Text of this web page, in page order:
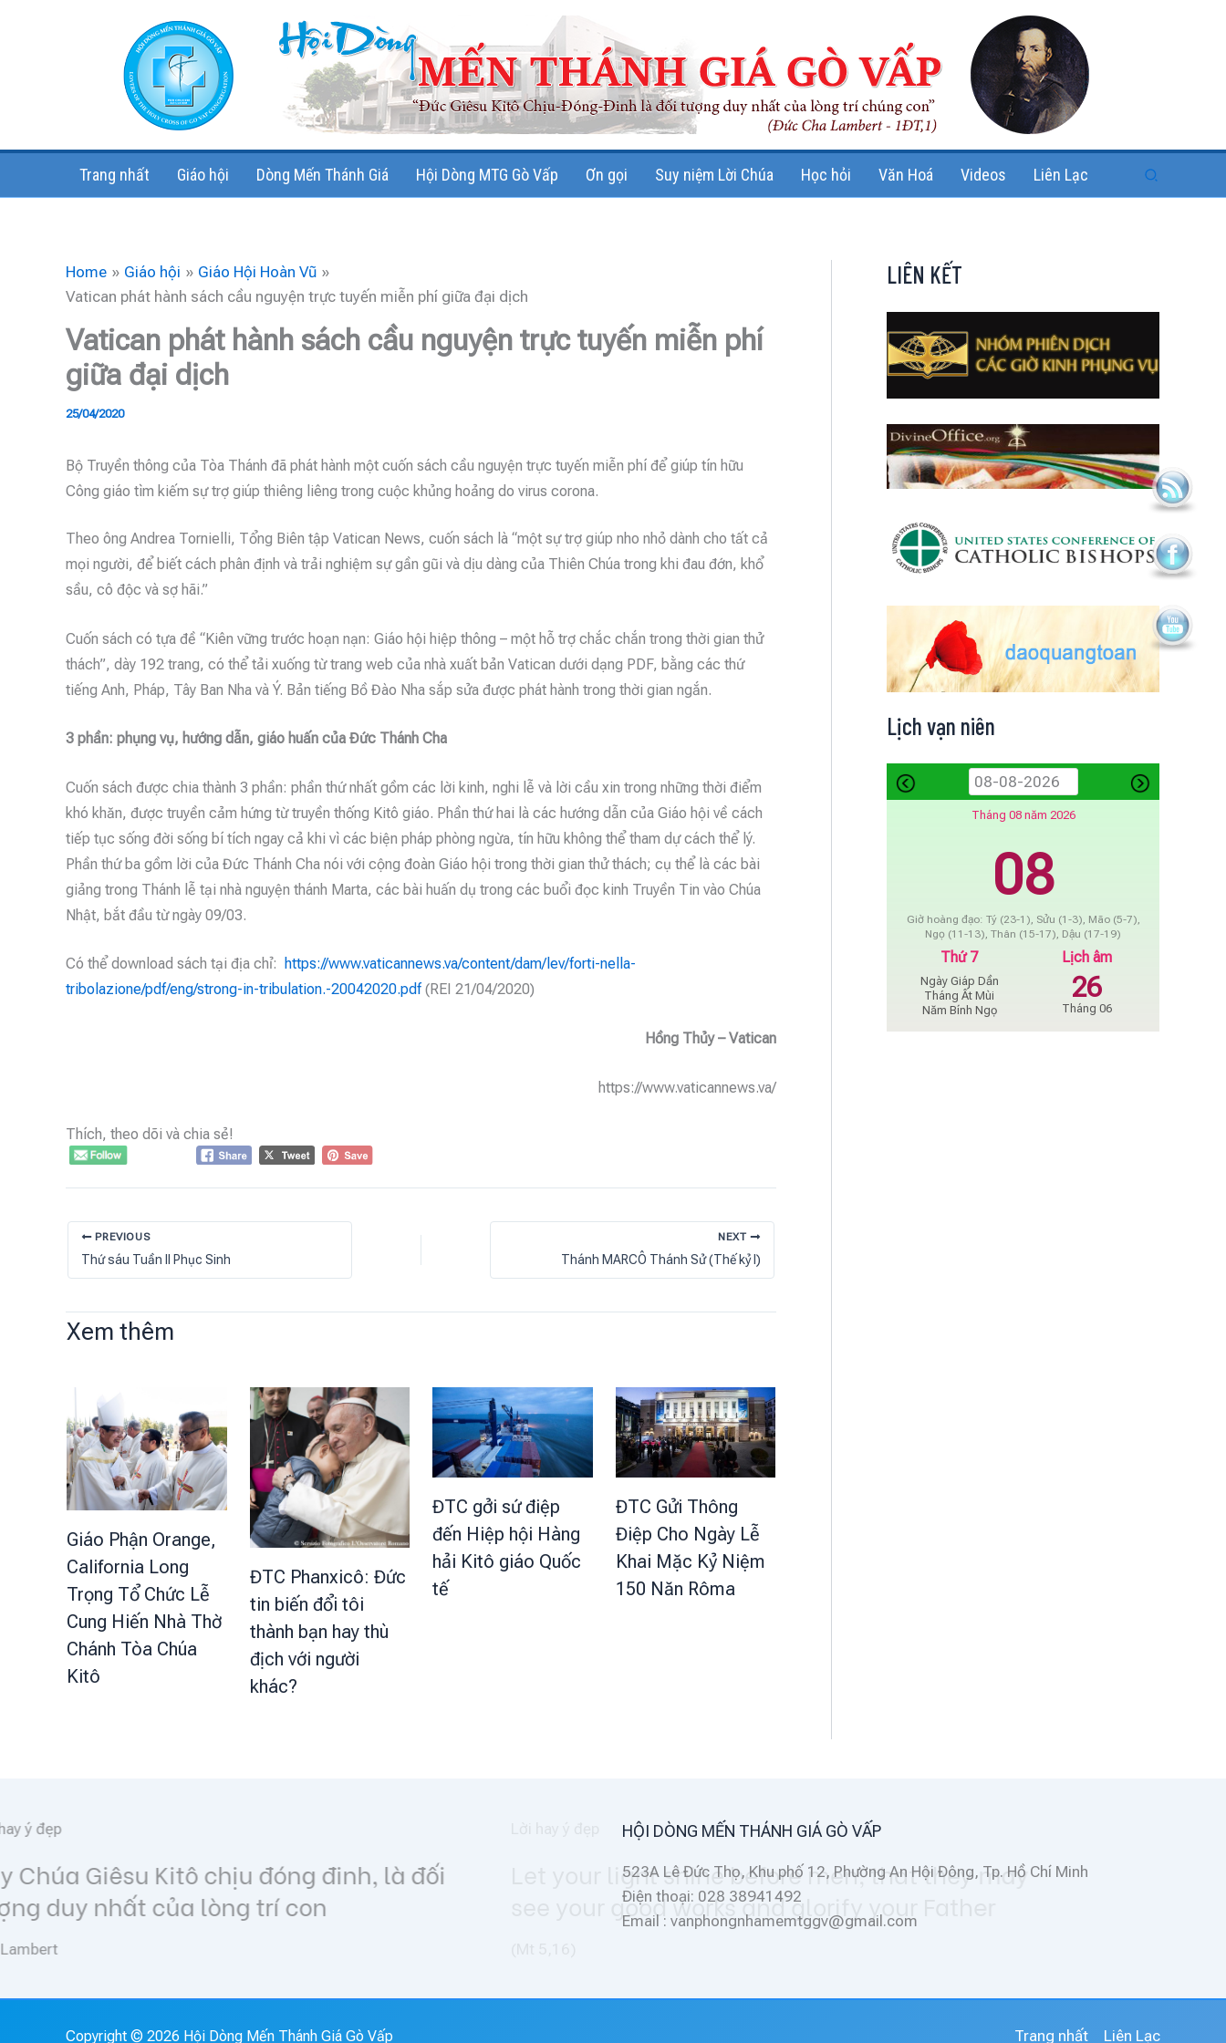
Trang nhất Giáo hội Dòng Mến Thánh Giá Hội Dòng MTG Gò Vấp Ơn gọi Suy niệm Lời Chúa Học hỏi Văn Hoá Videos Liên Lạc Search
Home Giáo hội
Giáo Hội Hoàn Vũ
Vatican phát hành sách cầu nguyện trực tuyến miễn phí giữa đại dịch
Vatican phát hành sách cầu nguyện trực tuyến miễn phí
giữa đại dịch
25/04/2020
Bộ Truyền thông của Tòa Thánh đã phát hành một cuốn sách cầu nguyện trực tuyến miễn phí để giúp tín hữu
Công giáo tìm kiếm sự trợ giúp thiêng liêng trong cuộc khủng hoảng do virus corona.
Theo ông Andrea Tornielli, Tổng Biên tập Vatican News, cuốn sách là “một sự trợ giúp nho nhỏ dành cho tất cả
mọi người, để biết cách phân định và trải nghiệm sự gần gũi và dịu dàng của Thiên Chúa trong khi đau đớn, khổ
sầu, cô độc và sợ hãi.”
Cuốn sách có tựa đề “Kiên vững trước hoạn nạn: Giáo hội hiệp thông – một hỗ trợ chắc chắn trong thời gian thử
thách”, dày 192 trang, có thể tải xuống từ trang web của nhà xuất bản Vatican dưới dạng PDF, bằng các thứ
tiếng Anh, Pháp, Tây Ban Nha và Ý. Bản tiếng Bồ Đào Nha sắp sửa được phát hành trong thời gian ngắn.
3 phần: phụng vụ, hướng dẫn, giáo huấn của Đức Thánh Cha
Cuốn sách được chia thành 3 phần: phần thứ nhất gồm các lời kinh, nghi lễ và lời cầu xin trong những thời điểm
khó khăn, được truyền cảm hứng từ truyền thống Kitô giáo. Phần thứ hai là các hướng dẫn của Giáo hội về cách
tiếp tục sống đời sống bí tích ngay cả khi vì các biện pháp phòng ngừa, tín hữu không thể tham dự cách thể lý.
Phần thứ ba gồm lời của Đức Thánh Cha nói với cộng đoàn Giáo hội trong thời gian thử thách; cụ thể là các bài
giảng trong Thánh lễ tại nhà nguyện thánh Marta, các bài huấn dụ trong các buổi đọc kinh Truyền Tin vào Chúa
Nhật, bắt đầu từ ngày 09/03.
Có thể download sách tại địa chỉ:
https://www.vaticannews.va/content/dam/lev/forti-nella-
tribolazione/pdf/eng/strong-in-tribulation.-20042020.pdf (REI 21/04/2020)
Hồng Thủy – Vatican
https://www.vaticannews.va/
Thích, theo dõi và chia sẻ!
PREVIOUS
Thứ sáu Tuần II Phục Sinh
NEXT
Thánh MARCÔ Thánh Sử (Thế kỷ I)
Xem thêm
Giáo Phận Orange,
California Long
Trọng Tổ Chức Lễ
Cung Hiến Nhà Thờ
Chánh Tòa Chúa
Kitô
ĐTC Phanxicô: Đức
tin biến đổi tôi
thành bạn hay thù
địch với người
khác?
ĐTC gởi sứ điệp
đến Hiệp hội Hàng
hải Kitô giáo Quốc
tế
ĐTC Gửi Thông
Điệp Cho Ngày Lễ
Khai Mặc Kỷ Niệm
150 Năn Rôma
LIÊN KẾT
Lịch vạn niên
Tháng 08 năm 2026
08
Giờ hoàng đạo: Tý (23-1), Sửu (1-3), Mão (5-7),
Ngọ (11-13), Thân (15-17), Dậu (17-19)
Thứ 7
Ngày Giáp Dần
Tháng Ất Mùi
Năm Bính Ngọ
Lịch âm
26
Tháng 06
Let your light shine before men, that they may
see your good works and glorify your Father
HỘI DÒNG MẾN THÁNH GIÁ GÒ VẤP
523A Lê Đức Thọ, Khu phố 12, Phường An Hội Đông, Tp. Hồ Chí Minh
Điện thoại: 028 38941492
Email : vanphongnhamemtggv@gmail.com
Copyright © 2026 Hội Dòng Mến Thánh Giá Gò Vấp Trang nhất Liên Lạc